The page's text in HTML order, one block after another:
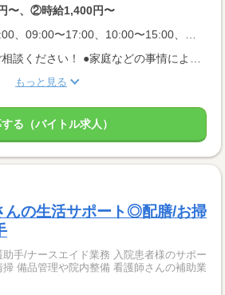
〜、②時給1,400円〜
もっと見る
る（バイトル求人）
んの生活サポート◎配膳/お掃
助手/ナースエイド業務 入院患者様のサポー
掃 備品管理や院内整備 看護師さんの補助業